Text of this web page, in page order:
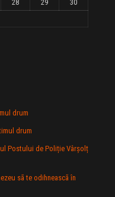
28 29
30
drum
drum
Postului de Poliție Vârșolț
sã te odihneascã în